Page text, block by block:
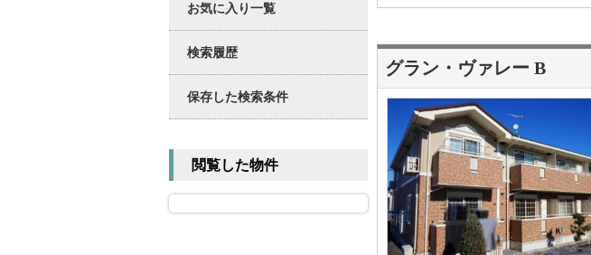
グラン・ヴァレー B
お気に入り一覧
検索履歴
保存した検索条件
閲覧した物件